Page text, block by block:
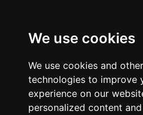
We use cookies
We use cookies and
technologies to improve
experience on our
personalized content